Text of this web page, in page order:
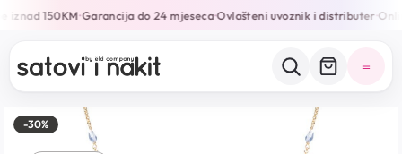
iznad 150KM•Garancija do 24 mjeseca•Ovlašteni uvoznik i distributer•
-30%